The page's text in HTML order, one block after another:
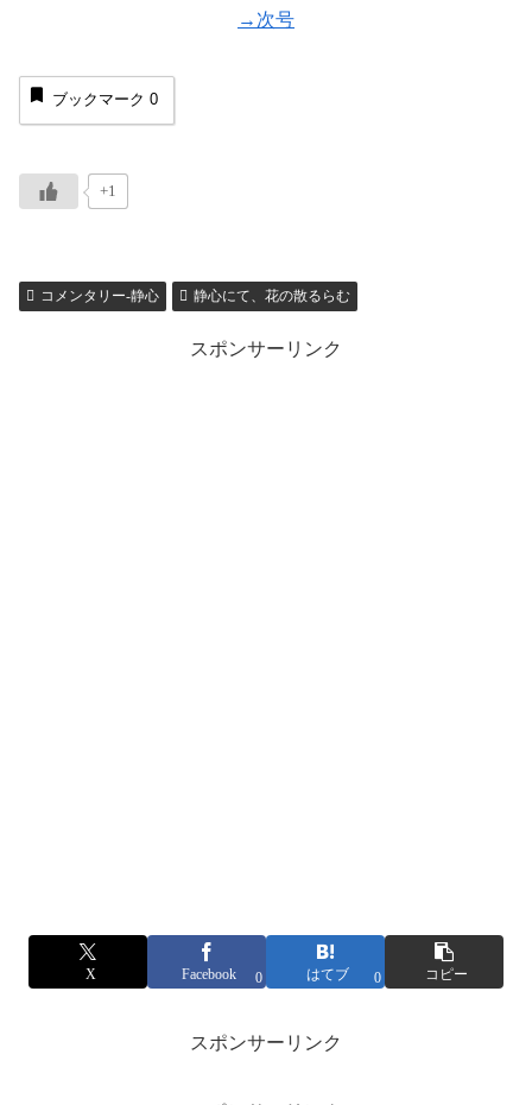
→次号
ブックマーク 0
+1
コメンタリー-静心 静心にて、花の散るらむ
スポンサーリンク
X Facebook 0 はてブ 0 コピー
スポンサーリンク